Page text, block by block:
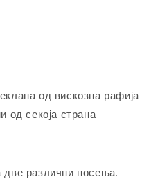
од вискозна рафија
од секоја страна
различни носења: